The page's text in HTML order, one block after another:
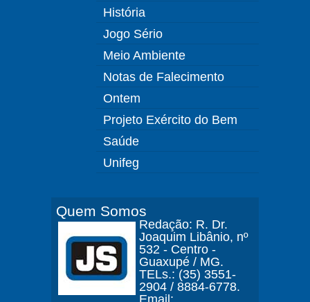
História
Jogo Sério
Meio Ambiente
Notas de Falecimento
Ontem
Projeto Exército do Bem
Saúde
Unifeg
Quem Somos
Redação: R. Dr.
Joaquim Libânio, nº
532 - Centro -
Guaxupé / MG.
TELs.: (35) 3551-
2904 / 8884-6778.
Email: